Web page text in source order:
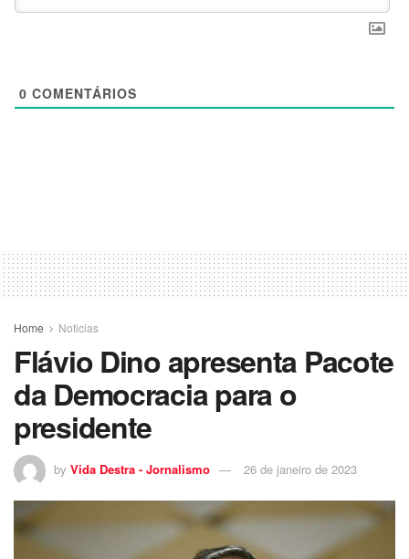
0 COMENTÁRIOS
Home Noticias
Flávio Dino apresenta Pacote
da Democracia para o
presidente
by Vida Destra - Jornalismo 26 de janeiro de 2023